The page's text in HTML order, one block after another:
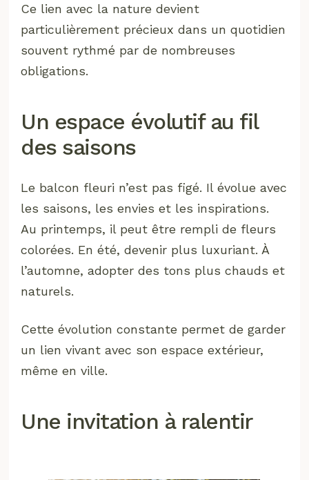
Ce lien avec la nature devient
particulièrement précieux dans un quotidien
souvent rythmé par de nombreuses
obligations.
Un espace évolutif au fil
des saisons
Le balcon fleuri n’est pas figé. Il évolue avec
les saisons, les envies et les inspirations.
Au printemps, il peut être rempli de fleurs
colorées. En été, devenir plus luxuriant. À
l’automne, adopter des tons plus chauds et
naturels.
Cette évolution constante permet de garder
un lien vivant avec son espace extérieur,
même en ville.
Une invitation à ralentir